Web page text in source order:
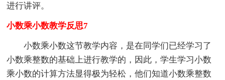
进行讲评。
小数乘小数教学反思7
小数乘小数这节教学内容，是在同学们已经学习了
小数乘整数的基础上进行教学的，因此，学生学习小数
乘小数的计算方法显得极为轻松，他们知道小数乘整数